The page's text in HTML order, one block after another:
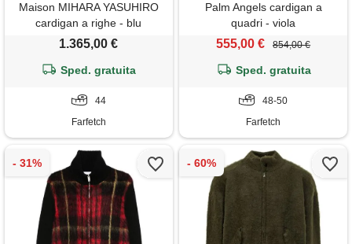
Maison MIHARA YASUHIRO
cardigan a righe - blu
1.365,00 €
Sped. gratuita
44
Farfetch
Palm Angels cardigan a
quadri - viola
555,00 € 854,00 €
Sped. gratuita
48-50
Farfetch